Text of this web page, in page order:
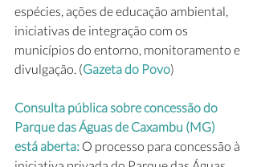
espécies, ações de educação ambiental,
iniciativas de integração com os
municípios do entorno, monitoramento e
divulgação. (Gazeta do Povo)
Consulta pública sobre concessão do
Parque das Águas de Caxambu (MG)
está aberta: O processo para concessão à